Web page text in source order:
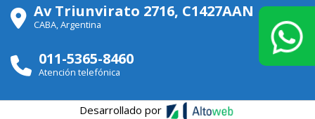
Av Triunvirato 2716, C1427AAN
CABA, Argentina
011-5365-8460
Atención telefónica
Desarrollado por